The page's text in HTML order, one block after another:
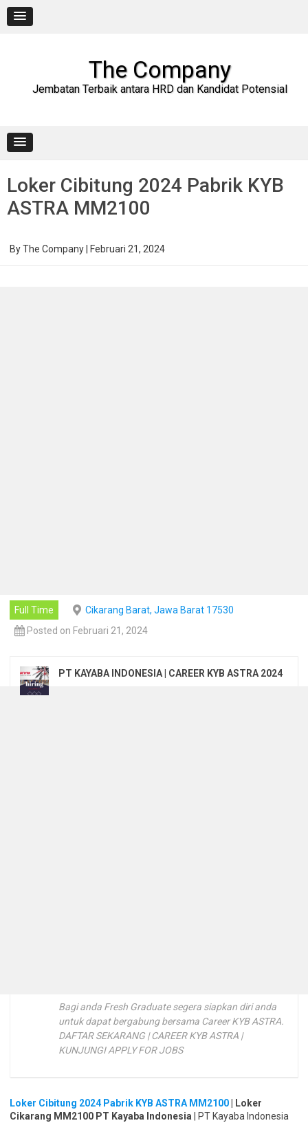
content
The Company
Jembatan Terbaik antara HRD dan Kandidat Potensial
Loker Cibitung 2024 Pabrik KYB
ASTRA MM2100
ByThe Company Februari 21, 2024
Full Time
Cikarang Barat, Jawa Barat 17530
Posted on Februari 21, 2024
PT KAYABA INDONESIA | CAREER KYB ASTRA 2024
Bagi anda Fresh Graduate segera siapkan diri anda
untuk dapat bergabung bersama Career KYB ASTRA.
DAFTAR SEKARANG | CAREER KYB ASTRA |
KUNJUNGI APPLY FOR JOBS
Loker Cibitung 2024 Pabrik KYB ASTRA MM2100 | Loker
Cikarang MM2100 PT Kayaba Indonesia | PT Kayaba Indonesia